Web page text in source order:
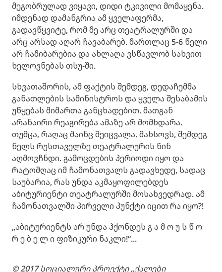
მეგობრულად ვიყავი, დიდი ტკივილი მომაყენა.
იმდენად დამანგრია ამ ყველაფერმა,
გადავწყვიტე, რომ მე არც თეატრალურში და
არც არსად აღარ ჩავაბარებ. მართლაც 5-6 წელი
არ ჩამიბარებია და ახლაღა ვსწავლობ სახვით
ხელოვნებას თსუ-ში.
სხვათაშორის, ამ ფაქტის შემდეგ, დედაჩემმა
განათლების სამინისტროს და ყველა შესაბამის
უწყებას მიმართა განცხადებით. მათგან
არანაირი რეაგირება ამაზე არ მომხდარა.
თუმცა, რაღაც მაინც შეიცვალა. მახსოვს, შემდეგ
წელს რუსთაველზე თეატრალურის წინ
აღმოვჩნდი. გამოცდების პერიოდი იყო და
რატომღაც იმ ჩამონათვალს გადავხედე, სადაც
საუბარია, რას უნდა აკმაყოფილებდეს
აბიტურიენტი თეატრალურში მოსახვედრად. ამ
ჩამონათვალში პირველი პუნქტი იცით რა იყო?!
„აბიტურიენტს არ უნდა ჰქონდეს გ ა მ ო უ ს წ ო
რ ე ბ ე ლ ი ფიზიკური ნაკლი!“...
© 2017 სოციალური პროექტი „ქალები